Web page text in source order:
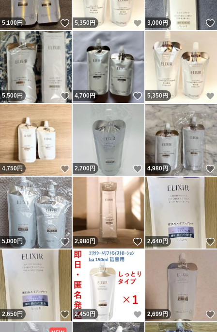
5,100円 いいね！
5,350円 いいね！
3,000円
5,500円 いいね！
4,700円 いいね！
5,350円
4,750円 いいね！
2,700円 いいね！
4,980円
5,000円 いいね！
2,980円 いいね！
2,640円
2,650円 いいね！
2,450 円 いいね！
2,699円